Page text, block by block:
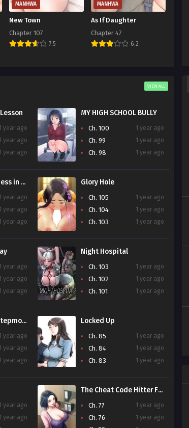
MANHWA
New Town
Chapter 107
7.5
MANHWA
As If Daughter
Chapter 47
6.2
VIEW ALL
1 year ago
1 year ago
1 year ago
MY HIGH SCHOOL BULLY
Ch. 100 1 year ago
Ch. 99 1 year ago
Ch. 98 1 year ago
Is There No Goddess in My College?
1 year ago
1 year ago
1 year ago
Glory Hole
Ch. 105 1 year ago
Ch. 104 1 year ago
Ch. 103 1 year ago
1 year ago
1 year ago
1 year ago
Night Hospital
Ch. 103 1 year ago
Ch. 102 1 year ago
Ch. 101 1 year ago
Addicted to My Stepmom
1 year ago
1 year ago
1 year ago
Locked Up
Ch. 85 1 year ago
Ch. 84 1 year ago
Ch. 83 1 year ago
1 year ago
1 year ago
The Cheat Code Hitter Fucks Them All
Ch. 77 1 year ago
Ch. 76 1 year ago